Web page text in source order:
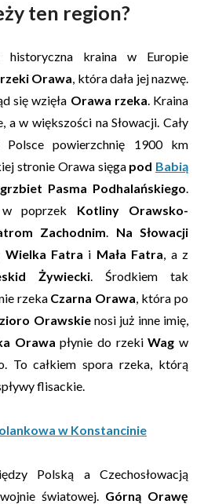
ten region?
historyczna kraina w Europie
Orawa, która dała jej nazwę.
się wzięła Orawa rzeka. Kraina
a w większości na Słowacji. Cały
powierzchnię 1900 km
stronie Orawa sięga pod Babią
grzbiet Pasma Podhalańskiego.
w poprzek Kotliny Orawsko-
Zachodnim. Na Słowacji
Wielka Fatra i Mała Fatra, a z
Żywiecki. Środkiem tak
rzeka Czarna Orawa, która po
Orawskienosi już inne imię,
Orawa płynie do rzekiWag w
To całkiem spora rzeka, którą
flisackie.
w Konstancinie
Polską a Czechosłowacją
światowej. Górną Orawę